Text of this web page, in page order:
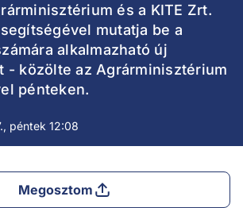
és a KITE Zrt.
mutatja be a
alkalmazható új
- közölte az Agrárminisztérium
pénteken.
péntek 12:08
Megosztom